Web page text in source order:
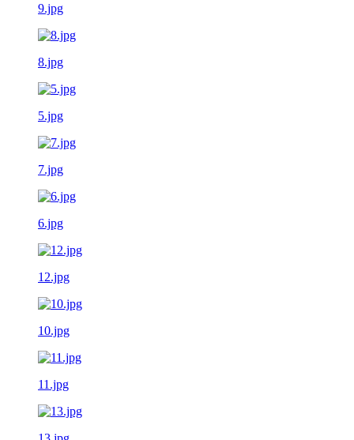
9.jpg
8.jpg
5.jpg
7.jpg
6.jpg
12.jpg
10.jpg
11.jpg